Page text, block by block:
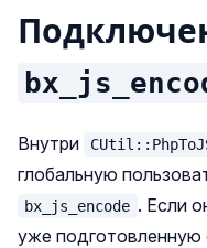
Внутри
глобальную
bx_js_encode . Если
уже подготовленную